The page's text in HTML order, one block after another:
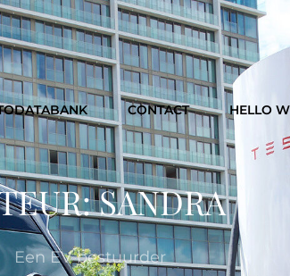
CONTACT HELLO
SANDRA
Een EV bestuurder